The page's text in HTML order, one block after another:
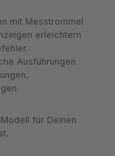
mit Messtrommel
erleichtern
Ausführungen
für Deinen